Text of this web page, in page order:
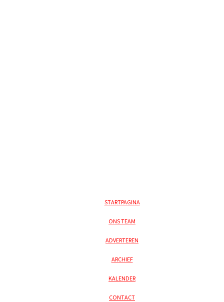
STARTPAGINA
ONS TEAM
ADVERTEREN
ARCHIEF
KALENDER
CONTACT